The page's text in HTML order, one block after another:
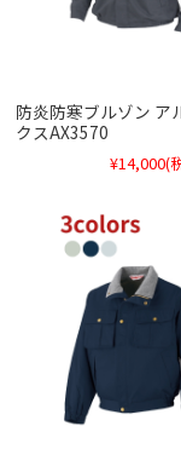
防炎防寒ブルゾン ア
クスAX3570
¥14,000(